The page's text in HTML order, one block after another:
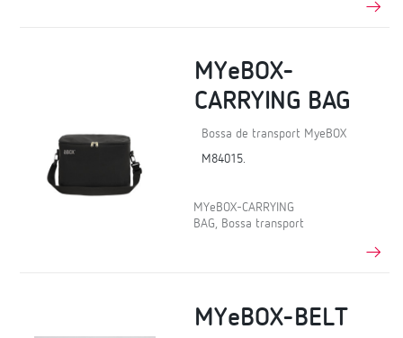
MYeBOX-
CARRYING BAG
Bossa de transport MyeBOX
M84015.
MYeBOX-CARRYING
BAG, Bossa transport
MYeBOX-BELT